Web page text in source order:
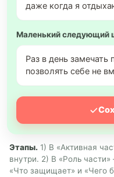
даже когда я
Маленький следующий
Раз в день замечать
позволять себе не
Этапы. 1) В «Активная
внутри. 2) В «Роль
«Что защищает» и «Чего